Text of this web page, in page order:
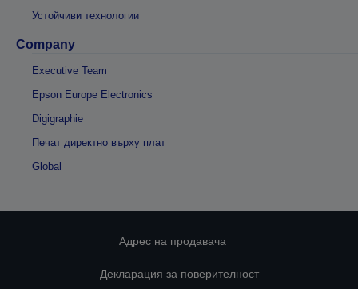
Устойчиви технологии
Company
Executive Team
Epson Europe Electronics
Digigraphie
Печат директно върху плат
Global
Адрес на продавача
Декларация за поверителност